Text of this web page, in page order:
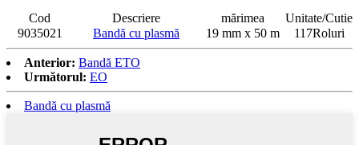
Cod Descriere mărimea
Unitate/Cutie
9035021
Bandă cu plasmă 19 mm x 50 m 117Roluri
Anterior: Bandă ETO
Următorul: EO
Bandă cu plasmă